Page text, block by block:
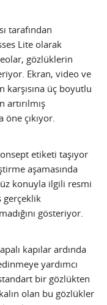
tarafından
Lite olarak
gözlüklerin
Ekran, video ve
karşısına üç boyutlu
çıkıyor.
etiketi taşıyor
aşamasında
konuyla ilgili resmi
gerçeklik
gösteriyor.
kapılar ardında
yardımcı
bir gözlükten
olan bu gözlükler